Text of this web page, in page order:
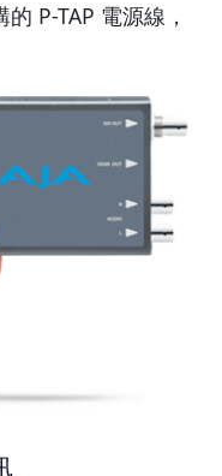
P-TAP 電源線，